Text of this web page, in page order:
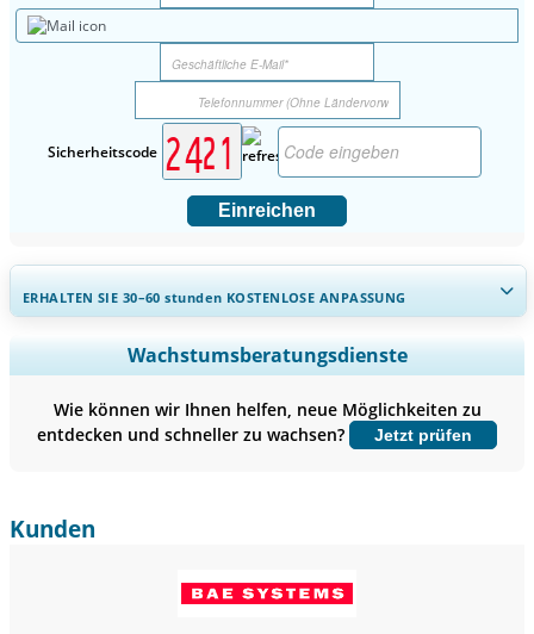
Sicherheitscode
Einreichen
ERHALTEN SIE 30–60stunden KOSTENLOSE ANPASSUNG
Regionale und länderspezifische Abdeckung erweitern,
Segmentanalyse, Unternehmensprofile, Wettbewerbs-
Jetzt anpassen
Wachstumsberatungsdienste
Wie können wir Ihnen helfen, neue Möglichkeiten zu
entdecken und schneller zu wachsen?
Jetzt prüfen
Kunden